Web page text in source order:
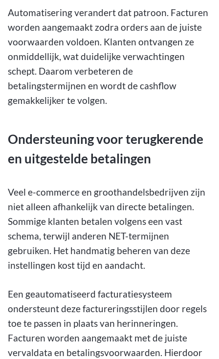
Automatisering verandert dat patroon. Facturen
worden aangemaakt zodra orders aan de juiste
voorwaarden voldoen. Klanten ontvangen ze
onmiddellijk, wat duidelijke verwachtingen
schept. Daarom verbeteren de
betalingstermijnen en wordt de cashflow
gemakkelijker te volgen.
Ondersteuning voor terugkerende
en uitgestelde betalingen
Veel e-commerce en groothandelsbedrijven zijn
niet alleen afhankelijk van directe betalingen.
Sommige klanten betalen volgens een vast
schema, terwijl anderen NET-termijnen
gebruiken. Het handmatig beheren van deze
instellingen kost tijd en aandacht.
Een geautomatiseerd facturatiesysteem
ondersteunt deze factureringsstijlen door regels
toe te passen in plaats van herinneringen.
Facturen worden aangemaakt met de juiste
vervaldata en betalingsvoorwaarden. Hierdoor